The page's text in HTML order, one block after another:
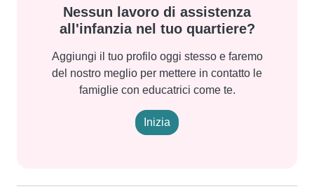
Nessun lavoro di assistenza
all'infanzia nel tuo quartiere?
Aggiungi il tuo profilo oggi stesso e faremo
del nostro meglio per mettere in contatto le
famiglie con educatrici come te.
Inizia